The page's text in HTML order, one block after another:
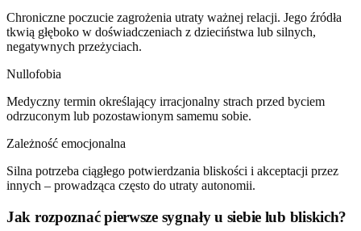
Chroniczne poczucie zagrożenia utraty ważnej relacji. Jego źródła
tkwią głęboko w doświadczeniach z dzieciństwa lub silnych,
negatywnych przeżyciach.
Nullofobia
Medyczny termin określający irracjonalny strach przed byciem
odrzuconym lub pozostawionym samemu sobie.
Zależność emocjonalna
Silna potrzeba ciągłego potwierdzania bliskości i akceptacji przez
innych – prowadząca często do utraty autonomii.
Jak rozpoznać pierwsze sygnały u siebie lub bliskich?